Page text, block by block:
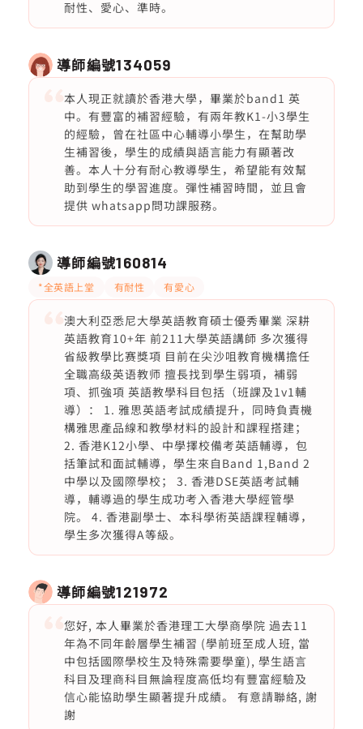
耐性、愛心、準時。
導師編號134059
本人現正就讀於香港大學，畢業於band1 英
中。有豐富的補習經驗，有兩年教K1-小3學生
的經驗，曾在社區中心輔導小學生，在幫助學
生補習後，學生的成績與語言能力有顯著改
善。本人十分有耐心教導學生，希望能有效幫
助到學生的學習進度。彈性補習時間，並且會
提供 whatsapp問功課服務。
導師編號160814
*全英語上堂 有耐性 有愛心
澳大利亞悉尼大學英語教育碩士優秀畢業 深耕
英語教育10+年 前211大學英語講師 多次獲得
省級教學比赛獎項 目前在尖沙咀教育機構擔任
全職高级英语教师 擅長找到學生弱項，補弱
項、抓強項 英語教學科目包括（班課及1v1輔
導）： 1. 雅思英語考試成績提升，同時負責機
構雅思產品線和教學材料的設計和課程搭建；
2. 香港K12小學、中學擇校備考英語輔導，包
括筆試和面試輔導，學生來自Band 1,Band 2
中學以及國際學校； 3. 香港DSE英語考試輔
導，輔導過的學生成功考入香港大學經管學
院。 4. 香港副學士、本科學術英語課程輔導，
學生多次獲得A等級。
導師編號121972
您好, 本人畢業於香港理工大學商學院 過去11
年為不同年齡層學生補習 (學前班至成人班, 當
中包括國際學校生及特殊需要學童), 學生語言
科目及理商科目無論程度高低均有豐富經驗及
信心能協助學生顯著提升成績。 有意請聯絡, 謝
謝